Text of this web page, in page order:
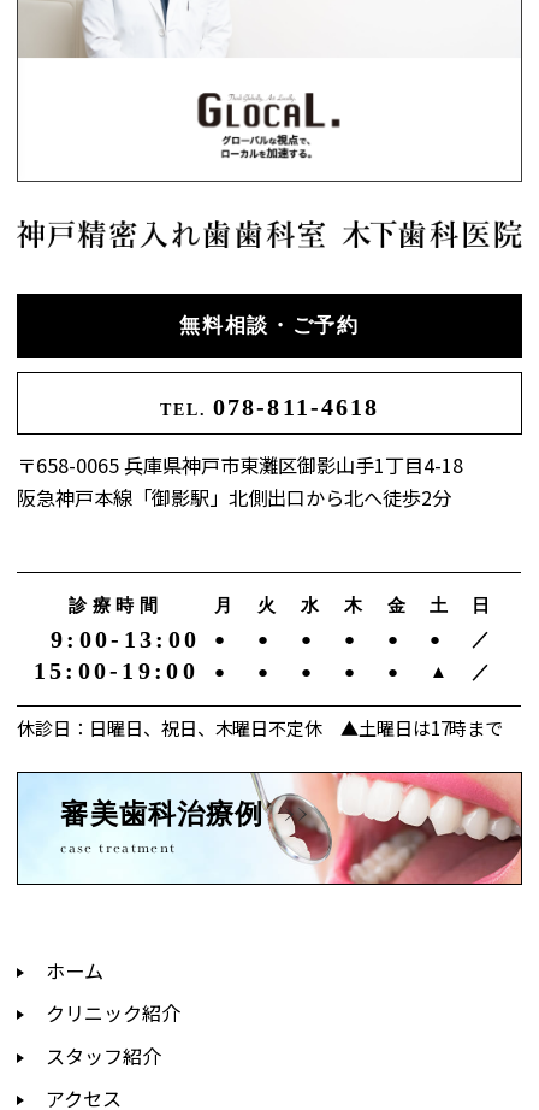
無料相談・ご予約
TEL. 078-811-4618
〒658-0065 兵庫県神戸市東灘区御影山手1丁目4-18
阪急神戸本線「御影駅」北側出口から北へ徒歩2分
審美歯科治療例
case treatment
診療時間 月 火 水 木 金 土 日
9:00-13:00 ● ● ● ● ● ● ／
15:00-19:00 ● ● ● ● ● ▲ ／
休診日：日曜日、祝日、木曜日不定休 ▲土曜日は17時まで
ホーム
クリニック紹介
スタッフ紹介
アクセス